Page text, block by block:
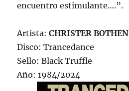
encuentro estimulante….”.
Artista:CHRISTER BOTHEN
Disco: Trancedance
Sello: Black Truffle
Año: 1984/2024